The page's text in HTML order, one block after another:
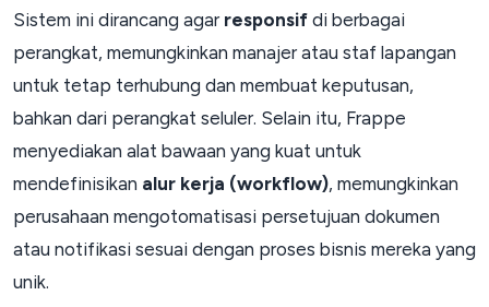
Sistem ini dirancang agar responsif di berbagai
perangkat, memungkinkan manajer atau staf lapangan
untuk tetap terhubung dan membuat keputusan,
bahkan dari perangkat seluler. Selain itu, Frappe
menyediakan alat bawaan yang kuat untuk
mendefinisikan alur kerja (workflow), memungkinkan
perusahaan mengotomatisasi persetujuan dokumen
atau notifikasi sesuai dengan proses bisnis mereka yang
unik.